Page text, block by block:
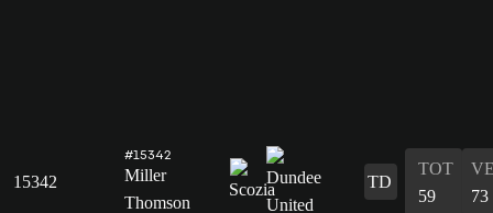
15342
#15342
Miller
Thomson
TD
TOT
59
73